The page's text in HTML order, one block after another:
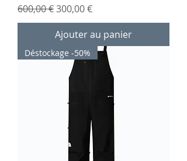
Prix original
600,00 €Prix promotionnel
300,00 €
Ajouter au panier
Déstockage -50%